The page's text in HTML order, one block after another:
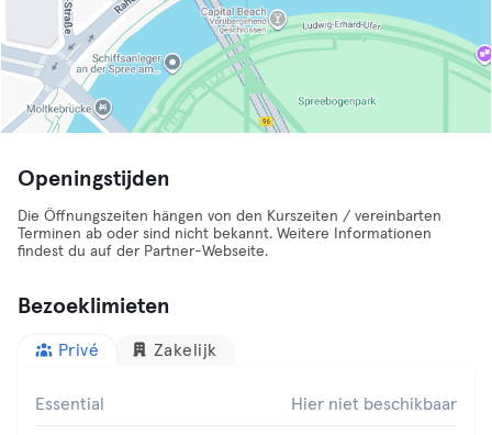
Openingstijden
Die Öffnungszeiten hängen von den Kurszeiten / vereinbarten
Terminen ab oder sind nicht bekannt. Weitere Informationen
findest du auf der Partner-Webseite.
Bezoeklimieten
Privé Zakelijk
Essential Hier niet beschikbaar